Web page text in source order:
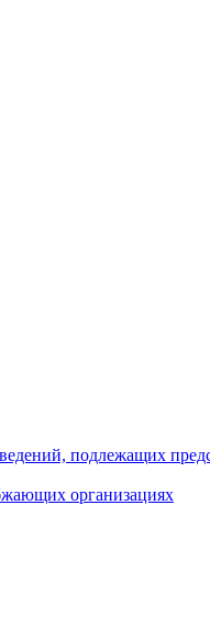
подлежащих
организациях